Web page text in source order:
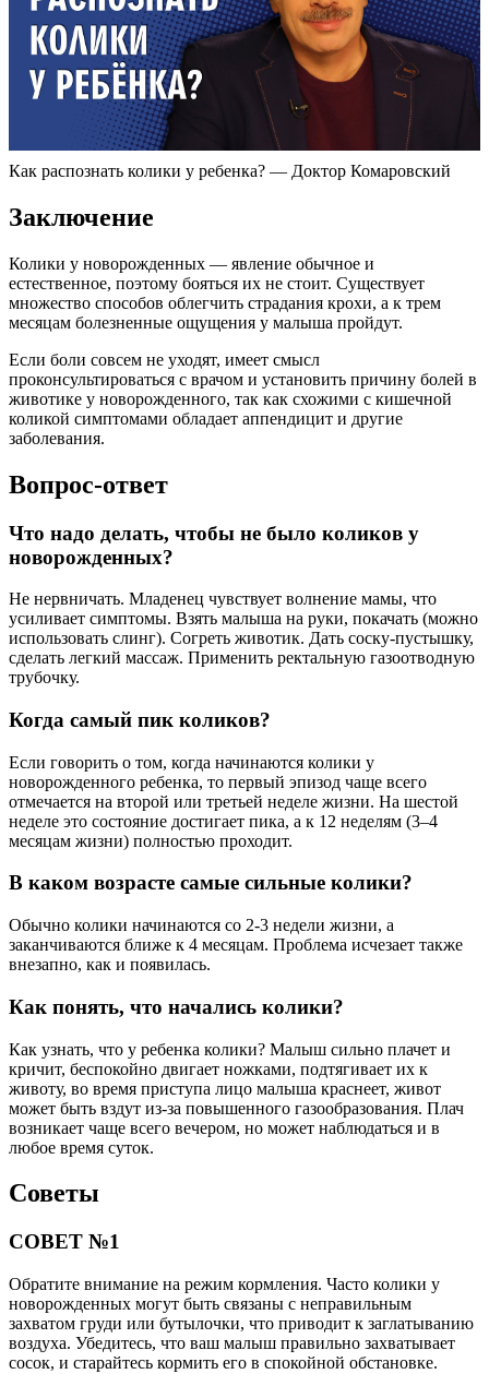
Как распознать колики у ребенка? — Доктор Комаровский
Заключение
Колики у новорожденных — явление обычное и
естественное, поэтому бояться их не стоит. Существует
множество способов облегчить страдания крохи, а к трем
месяцам болезненные ощущения у малыша пройдут.
Если боли совсем не уходят, имеет смысл
проконсультироваться с врачом и установить причину болей в
животике у новорожденного, так как схожими с кишечной
коликой симптомами обладает аппендицит и другие
заболевания.
Вопрос-ответ
Что надо делать, чтобы не было коликов у
новорожденных?
Не нервничать. Младенец чувствует волнение мамы, что
усиливает симптомы. Взять малыша на руки, покачать (можно
использовать слинг). Согреть животик. Дать соску-пустышку,
сделать легкий массаж. Применить ректальную газоотводную
трубочку.
Когда самый пик коликов?
Если говорить о том, когда начинаются колики у
новорожденного ребенка, то первый эпизод чаще всего
отмечается на второй или третьей неделе жизни. На шестой
неделе это состояние достигает пика, а к 12 неделям (3–4
месяцам жизни) полностью проходит.
В каком возрасте самые сильные колики?
Обычно колики начинаются со 2-3 недели жизни, а
заканчиваются ближе к 4 месяцам. Проблема исчезает также
внезапно, как и появилась.
Как понять, что начались колики?
Как узнать, что у ребенка колики? Малыш сильно плачет и
кричит, беспокойно двигает ножками, подтягивает их к
животу, во время приступа лицо малыша краснеет, живот
может быть вздут из-за повышенного газообразования. Плач
возникает чаще всего вечером, но может наблюдаться и в
любое время суток.
Советы
СОВЕТ №1
Обратите внимание на режим кормления. Часто колики у
новорожденных могут быть связаны с неправильным
захватом груди или бутылочки, что приводит к заглатыванию
воздуха. Убедитесь, что ваш малыш правильно захватывает
сосок, и старайтесь кормить его в спокойной обстановке.